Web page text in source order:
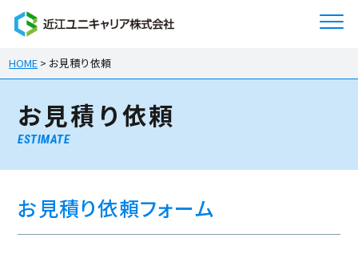
HOME > お見積り依頼
お見積り依頼
ESTIMATE
お見積り依頼フォーム